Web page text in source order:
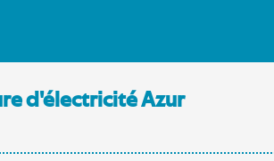
d'électricité Azur